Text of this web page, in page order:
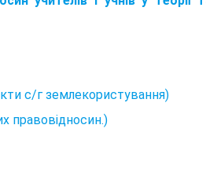
с/г землекористування)
правовідносин.)